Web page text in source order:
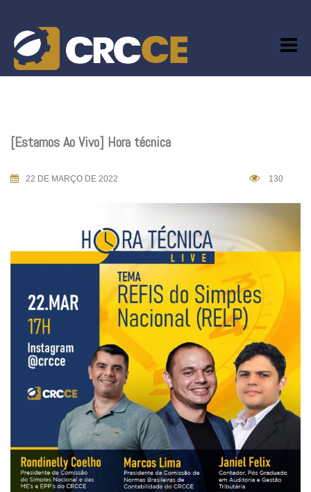
content
[Estamos Ao Vivo] Hora técnica
22 DE MARÇO DE 2022 130